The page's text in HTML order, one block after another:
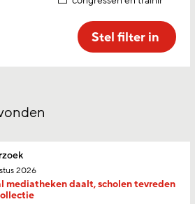
Stel filter in
2026
mediatheken daalt, scholen tevreden